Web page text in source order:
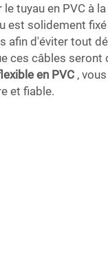
le tuyau en PVC à
est solidement
afin d'éviter tout
ces câbles seront
en PVC ,
et fiable.